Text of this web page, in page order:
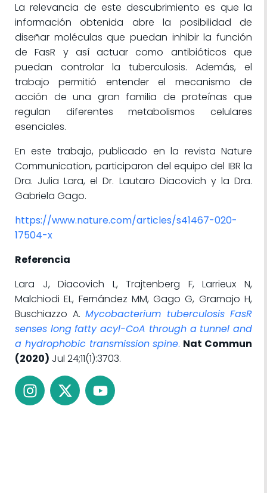
La relevancia de este descubrimiento es que la
información obtenida abre la posibilidad de
diseñar moléculas que puedan inhibir la función
de FasR y así actuar como antibióticos que
puedan controlar la tuberculosis. Además, el
trabajo permitió entender el mecanismo de
acción de una gran familia de proteínas que
regulan diferentes metabolismos celulares
esenciales.
En este trabajo, publicado en la revista Nature
Communication, participaron del equipo del IBR la
Dra. Julia Lara, el Dr. Lautaro Diacovich y la Dra.
Gabriela Gago.
https://www.nature.com/articles/s41467-020-
17504-x
Referencia
Lara J, Diacovich L, Trajtenberg F, Larrieux N,
Malchiodi EL, Fernández MM, Gago G, Gramajo H,
Buschiazzo A. Mycobacterium tuberculosis FasR
senses long fatty acyl-CoA through a tunnel and
a hydrophobic transmission spine. Nat Commun
(2020) Jul 24;11(1):3703.